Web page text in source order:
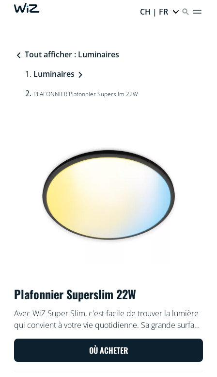
CH | FR
Tout afficher : Luminaires
Luminaires
PLAFONNIER Plafonnier Superslim 22W
Plafonnier Superslim 22W
Avec WiZ Super Slim, c'est facile de trouver la lumière
qui convient à votre vie quotidienne. Sa grande surface
lumineuse circulaire inonde votre pièce d'une lumière
bleue froide qui favorise la vigilance et la
concentration, et s'atténue en une couleur douce et
OÙ ACHETER